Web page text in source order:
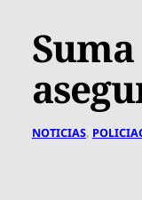
NOTICIAS,